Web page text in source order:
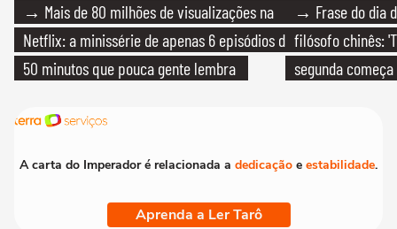
→ Mais de 80 milhões de visualizações na
Netflix: a minissérie de apenas 6 episódios de
50 minutos que pouca gente lembra
→ Frase do dia
filósofo chinês:
segunda
A carta do Imperador é relacionada a dedicação e estabilidade.
Aprenda a Ler Tarô